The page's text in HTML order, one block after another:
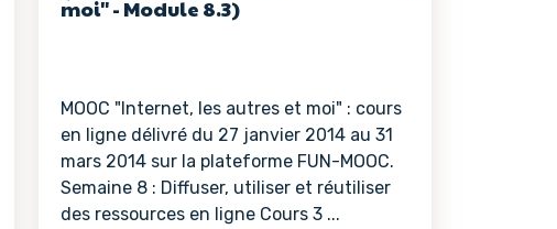
moi" - Module 8.3)
MOOC "Internet, les autres et moi" : cours
en ligne délivré du 27 janvier 2014 au 31
mars 2014 sur la plateforme FUN-MOOC.
Semaine 8 : Diffuser, utiliser et réutiliser
des ressources en ligne Cours 3 ...